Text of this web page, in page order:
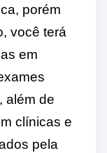
porém
você terá
em
além de
clínicas e
pela